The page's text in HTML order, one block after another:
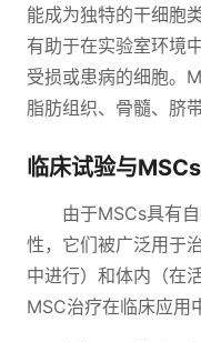
能成为独特的干细胞
有助于在实验室环境
受损或患病的细胞。
脂肪组织、骨髓、脐
临床试验与MSCs
由于MSCs具有
性，它们被广泛用于
中进行）和体内（在
MSC治疗在临床应用